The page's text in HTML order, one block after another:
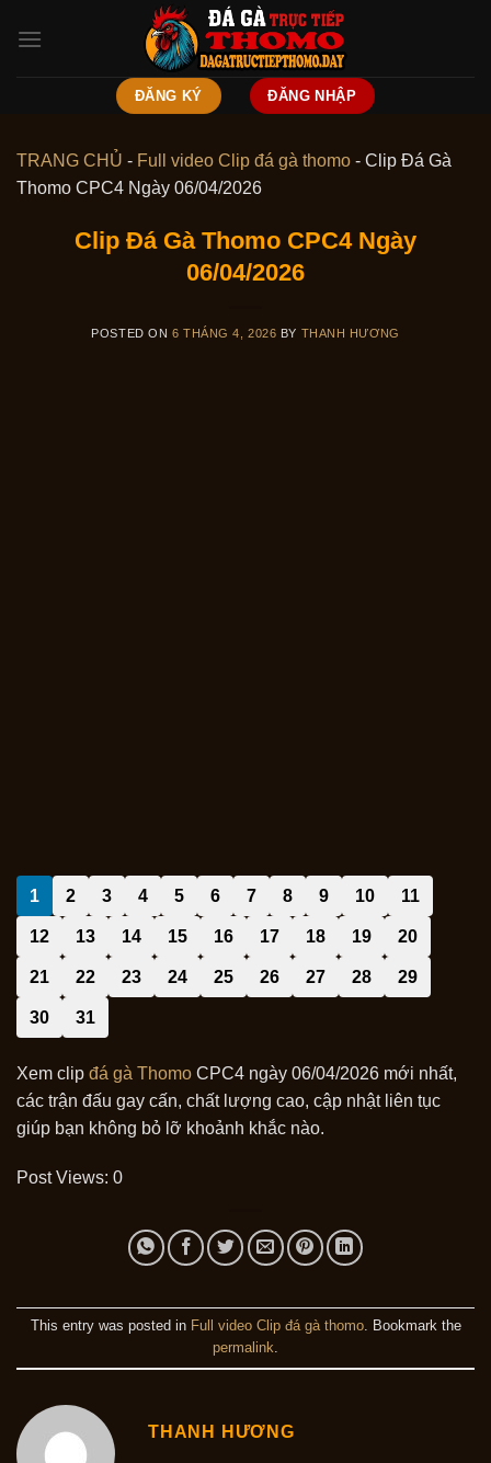
ĐĂNG KÝ ĐĂNG NHẬP
TRANG CHỦ - Full video Clip đá gà thomo - Clip Đá Gà
Thomo CPC4 Ngày 06/04/2026
Clip Đá Gà Thomo CPC4 Ngày
06/04/2026
POSTED ON 6 THÁNG 4, 2026 BY THANH HƯƠNG
1 2 3 4 5 6 7 8 9 10 11
12 13 14 15 16 17 18 19 20
21 22 23 24 25 26 27 28 29
30 31
Xem clip đá gà Thomo CPC4 ngày 06/04/2026 mới nhất,
các trận đấu gay cấn, chất lượng cao, cập nhật liên tục
giúp bạn không bỏ lỡ khoảnh khắc nào.
Post Views: 0
This entry was posted in Full video Clip đá gà thomo. Bookmark the
permalink
THANH HƯƠNG